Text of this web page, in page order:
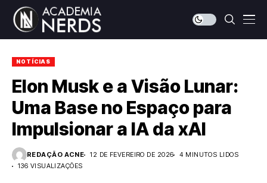
NOTÍCIAS
Elon Musk e a Visão Lunar:
Uma Base no Espaço para
Impulsionar a IA da xAI
REDAÇÃO ACNE 12 DE FEVEREIRO DE 2026
4 MINUTOS LIDOS
136 VISUALIZAÇÕES